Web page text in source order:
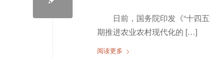
日前，国务院印发《“十四
期推进农业农村现代化的 […]
阅读更多